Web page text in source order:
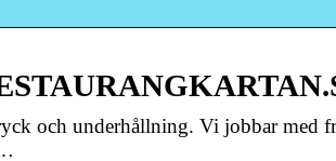
och underhållning. Vi jobbar med